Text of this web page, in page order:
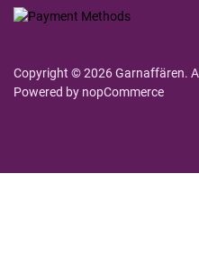
Copyright © 2026 Garnaffären.
Powered by nopCommerce